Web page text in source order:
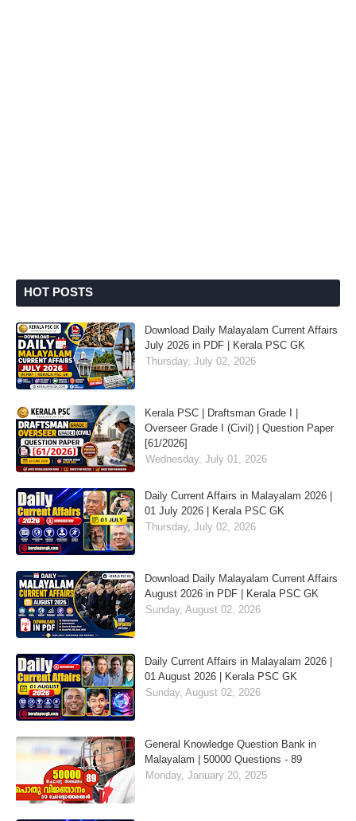
HOT POSTS
Download Daily Malayalam Current Affairs
July 2026 in PDF | Kerala PSC GK
Thursday, July 02, 2026
Kerala PSC | Draftsman Grade I |
Overseer Grade I (Civil) | Question Paper
[61/2026]
Wednesday, July 01, 2026
Daily Current Affairs in Malayalam 2026 |
01 July 2026 | Kerala PSC GK
Thursday, July 02, 2026
Download Daily Malayalam Current Affairs
August 2026 in PDF | Kerala PSC GK
Sunday, August 02, 2026
Daily Current Affairs in Malayalam 2026 |
01 August 2026 | Kerala PSC GK
Sunday, August 02, 2026
General Knowledge Question Bank in
Malayalam | 50000 Questions - 89
Monday, January 20, 2025